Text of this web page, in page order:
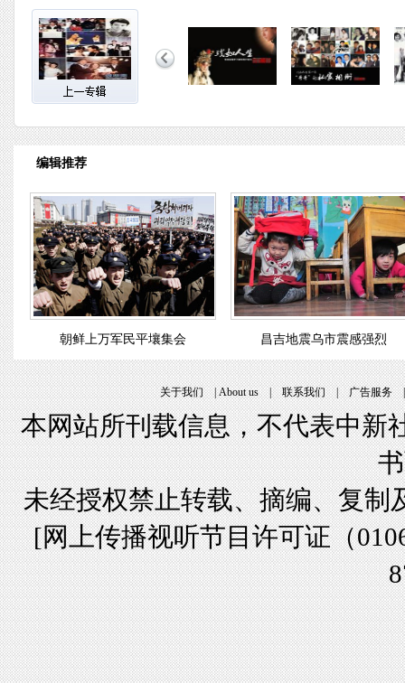
编辑推荐
朝鲜上万军民平壤集会 昌吉地震乌市震感强烈
关于我们|About us|联系我们|广告服务
本网站所刊载信息，不代表中新
未经授权禁止转载、摘编、复制
[网上传播视听节目许可证（